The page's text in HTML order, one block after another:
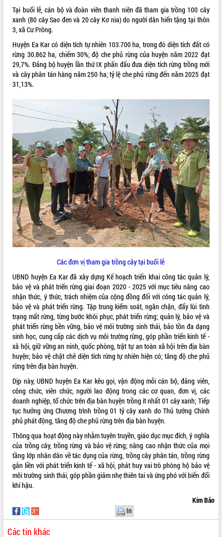
VIDEO
Không có file video nào để phát.
ALBUM ẢNH
LIÊN KẾT WEB
THỐNG KÊ TRUY CẬP
Hôm nay: 9002
Tất cả:
66054325
Tại buổi lễ, cán bộ và đoàn viên thanh niên đã tham gia trồng 100 cây
xanh (80 cây Sao đen và 20 cây Kơ nia) do người dân hiến tặng tại thôn
3, xã Cư Prông.
Huyện Ea Kar có diện tích tự nhiên 103.700 ha, trong đó diện tích đất có
rừng 30.862 ha, chiếm 30%; độ che phủ rừng của huyện năm 2022 đạt
29,7%. Đảng bộ huyện lần thứ IX phấn đấu đưa diện tích rừng trồng mới
và cây phân tán hàng năm 250 ha; tỷ lệ che phủ rừng đến năm 2025 đạt
31,13%.
Các đơn vị tham gia trồng cây tại buổi lễ
UBND huyện Ea Kar đã xây dựng Kế hoạch triển khai công tác quản lý,
bảo vệ và phát triển rừng giai đoạn 2020 - 2025 với mục tiêu nâng cao
nhận thức, ý thức, trách nhiệm của cộng đồng đối với công tác quản lý,
bảo vệ và phát triển rừng. Tập trung kiểm soát, ngăn chặn, đẩy lùi tình
trạng mất rừng, từng bước khôi phục, phát triển rừng; quản lý, bảo vệ và
phát triển rừng bền vững, bảo vệ môi trường sinh thái, bảo tồn đa dạng
sinh học, cung cấp các dịch vụ môi trường rừng, góp phần triển kinh tế -
xã hội, giữ vững an ninh, quốc phòng, trật tự an toàn xã hội trên địa bàn
huyện; bảo vệ chặt chẽ diện tích rừng tự nhiên hiện có; tăng độ che phủ
rừng trên địa bàn huyện.
Dịp này, UBND huyện Ea Kar kêu gọi, vận động mỗi cán bộ, đảng viên,
công chức, viên chức, người lao động trong các cơ quan, đơn vị, các
doanh nghiệp, tổ chức trên địa bàn huyện trồng ít nhất 01 cây xanh; Tiếp
tục hưởng ứng Chương trình trồng 01 tỷ cây xanh do Thủ tướng Chính
phủ phát động, tăng độ che phủ rừng trên địa bàn huyện.
Thông qua hoạt động này nhằm tuyên truyền, giáo dục mục đích, ý nghĩa
của trồng cây, trồng rừng và bảo vệ rừng; nâng cao nhận thức của mọi
tầng lớp nhân dân về tác dụng của rừng, trồng cây phân tán, trồng rừng
gắn liền với phát triển kinh tế - xã hội, phát huy vai trò phòng hộ bảo vệ
môi trường sinh thái, góp phần giảm nhẹ thiên tai và ứng phó với biến đổi
khí hậu.
Kim Bảo
In
Các tin khác